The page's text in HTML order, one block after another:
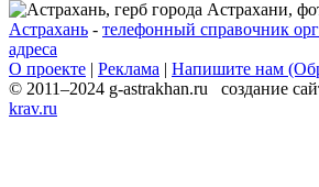
Астрахань - телефонный справочник
адреса
О проекте | Реклама | Напишите нам
© 2011–2024 g-astrakhan.ru создание
krav.ru